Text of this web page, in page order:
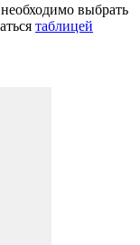
выбрать
таблицей